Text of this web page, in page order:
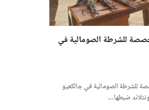
للشرطة الصومالية في
للشرطة الصومالية في جالكعيو
ضبطها…